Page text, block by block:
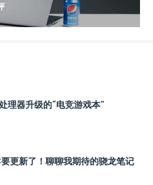
理器升级的“电竞游戏本”
更新了！聊聊我期待的骁龙笔记